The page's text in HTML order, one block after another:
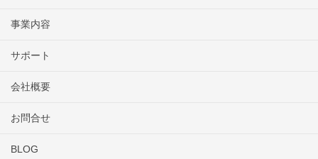
事業内容
サポート
会社概要
お問合せ
BLOG